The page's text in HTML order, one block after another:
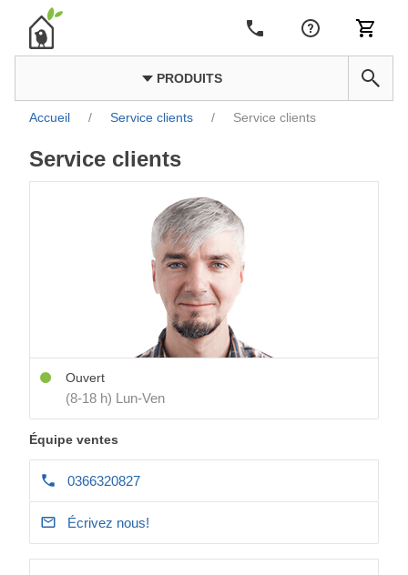
PRODUITS
Accueil / Service clients / Service clients
Service clients
Ouvert
(8-18 h) Lun-Ven
Équipe ventes
0366320827
Écrivez nous!